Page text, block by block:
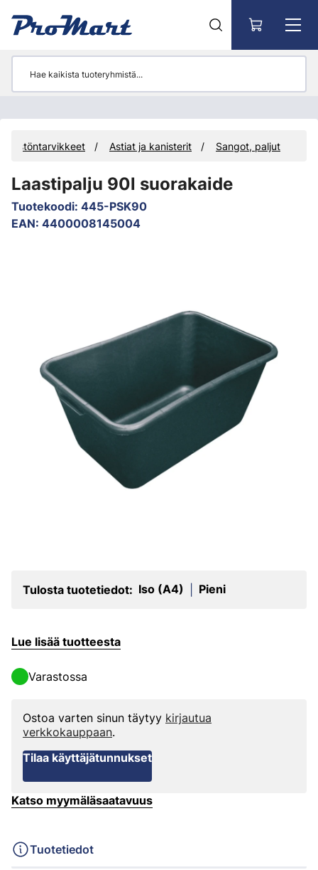
Astiat ja kanisterit Sangot, paljut
Laastipalju 90l suorakaide
Tuotekoodi: 445-PSK90
EAN: 4400008145004
Tulosta tuotetiedot: Iso (A4) Pieni
Lue lisää tuotteesta
Varastossa
Ostoa varten sinun täytyy kirjautua
verkkokauppaan.
Tilaa käyttäjätunnukset
Katso myymäläsaatavuus
Tuotetiedot